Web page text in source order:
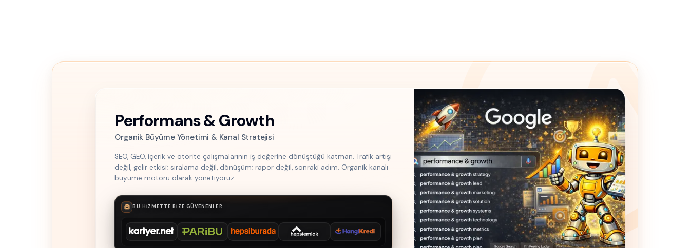
Performans & Growth
Organik Büyüme Yönetimi & Kanal Stratejisi
SEO, GEO, içerik ve otorite çalışmalarının iş değerine dönüştüğü katman. Trafik artışı
değil, gelir etkisi; sıralama değil, dönüşüm; rapor değil, sonraki adım. Organik kanalı
büyüme motoru olarak yönetiyoruz.
BU HIZMETTE BIZE GÜVENENLER
Kariyer.net Paribu Hepsiburada Hepsi Emlak HangiKredi